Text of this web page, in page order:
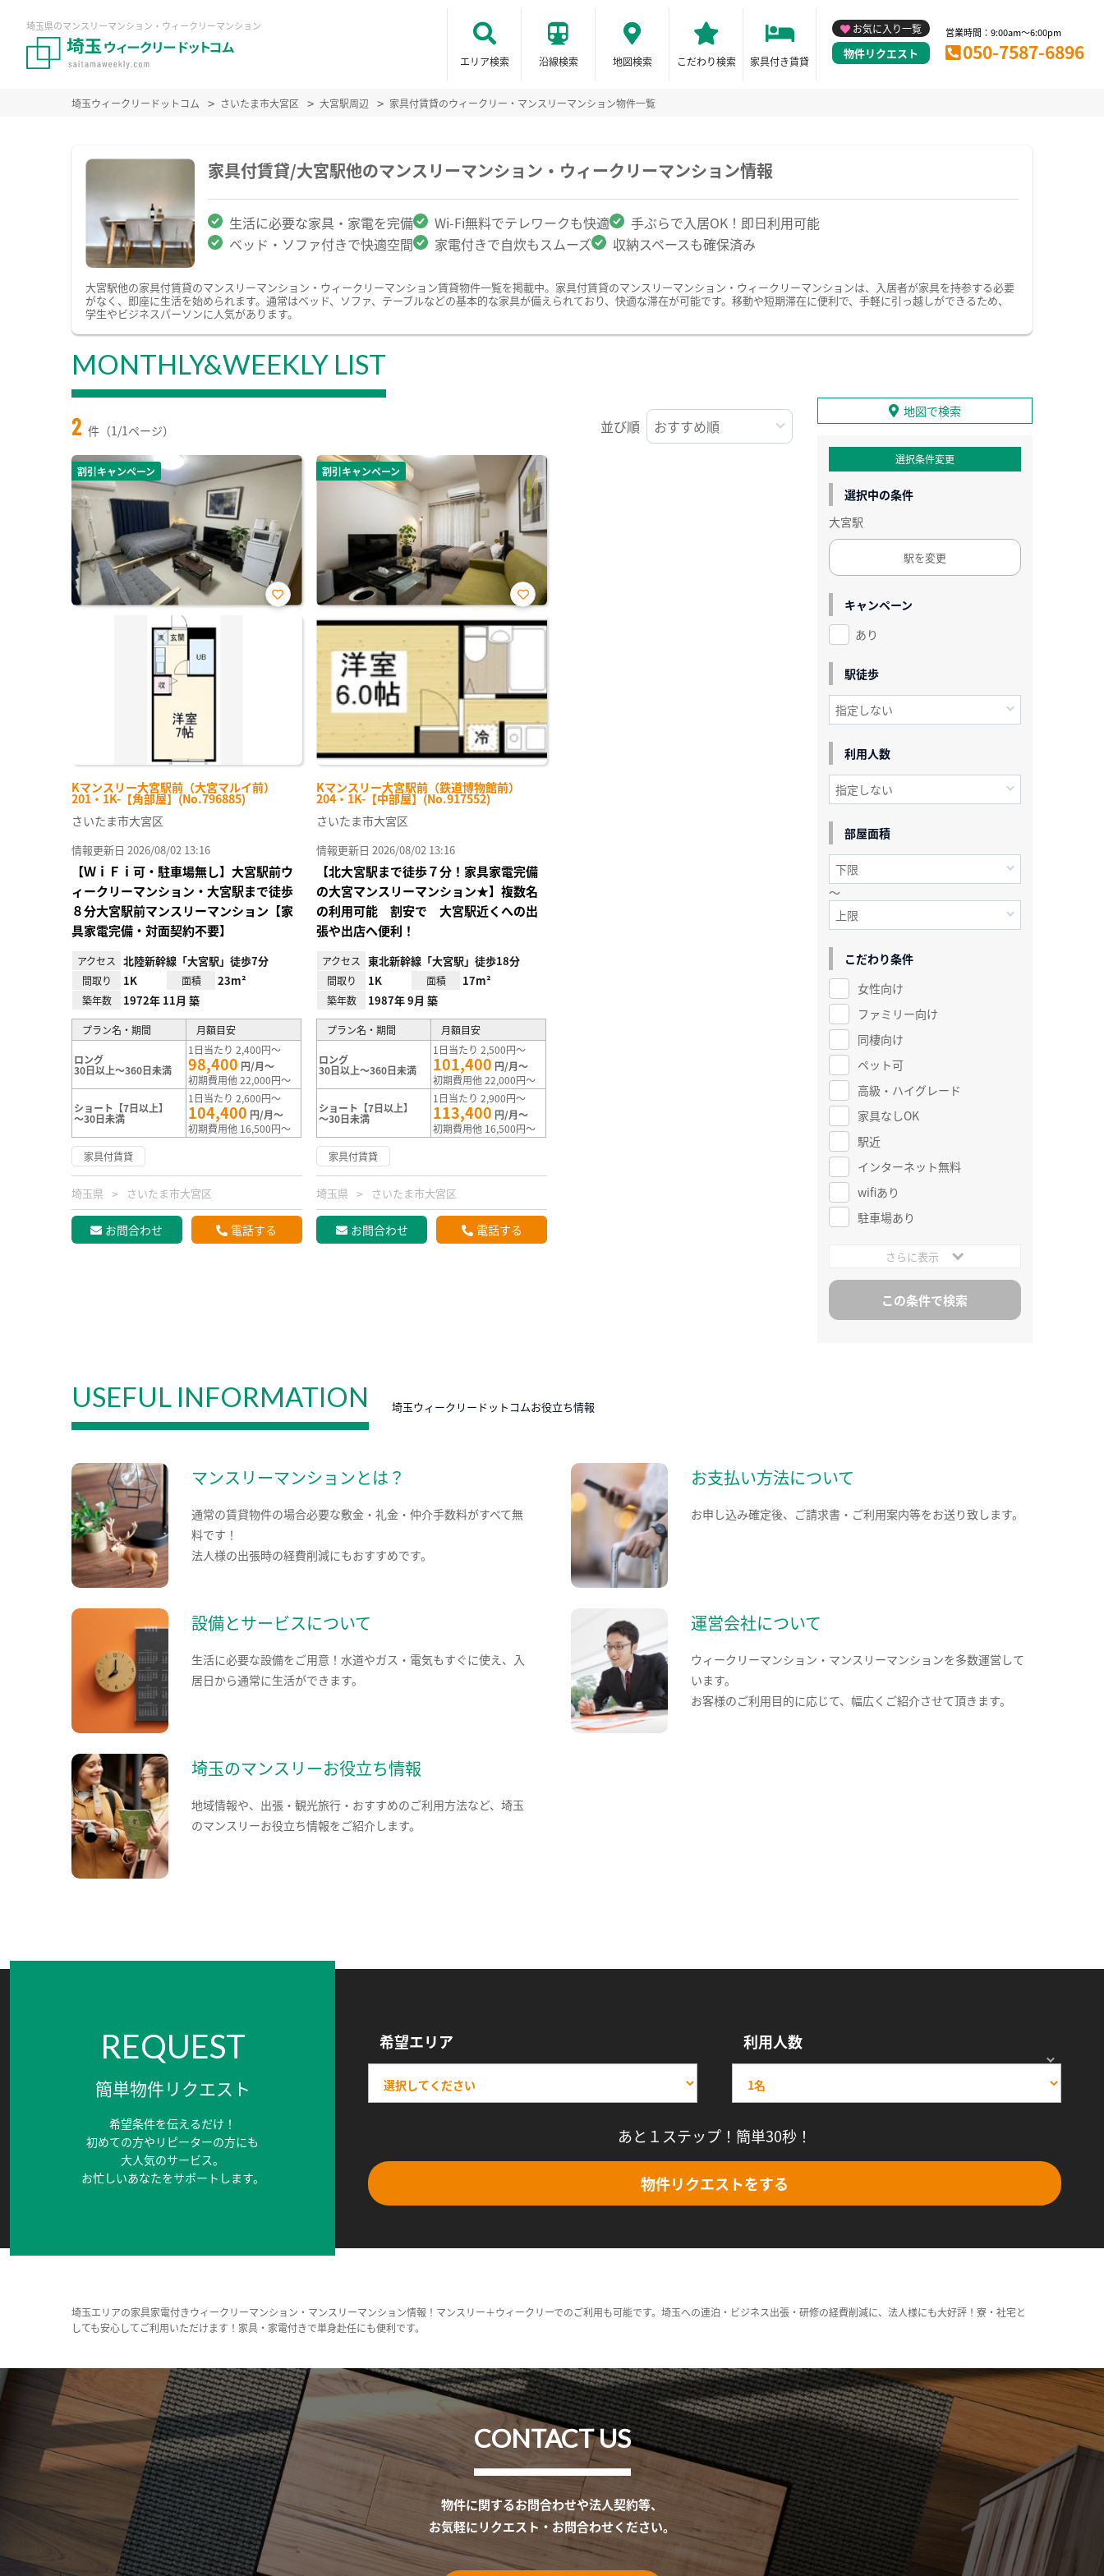
埼玉県のマンスリーマンション・ウィークリーマンション
エリア検索 沿線検索 地図検索 こだわり検索 家具付き賃貸
お気に入り一覧
物件リクエスト
営業時間：9:00am～6:00pm
050-7587-6896
埼玉ウィークリードットコム さいたま市大宮区 大宮駅周辺 家具付賃貸のウィークリー・マンスリーマンション物件一覧
家具付賃貸/大宮駅他のマンスリーマンション・ウィークリーマンション情報
生活に必要な家具・家電を完備 Wi-Fi無料でテレワークも快適
手ぶらで入居OK！即日利用可能
ベッド・ソファ付きで快適空間
家電付きで自炊もスムーズ 収納スペースも確保済み
大宮駅他の家具付賃貸のマンスリーマンション・ウィークリーマンション賃貸物件一覧を掲載中。家具付賃貸のマンスリーマンション・ウィークリーマンションは、入居者が家具を持参する必要
がなく、即座に生活を始められます。通常はベッド、ソファ、テーブルなどの基本的な家具が備えられており、快適な滞在が可能です。移動や短期滞在に便利で、手軽に引っ越しができるため、
学生やビジネスパーソンに人気があります。
MONTHLY&WEEKLY LIST
2 件（1/1ページ） 並び順
割引キャンペーン
Kマンスリー大宮駅前（大宮マルイ前）
201・1K-【角部屋】(No.796885)
お気
さいたま市大宮区
情報更新日 2026/08/02 13:16
【ＷｉＦｉ可・駐車場無し】大宮駅前ウ
ィークリーマンション・大宮駅まで徒歩
８分大宮駅前マンスリーマンション【家
具家電完備・対面契約不要】
アクセス 北陸新幹線「大宮駅」徒歩7分
間取り 1K 面積 23m²
築年数 1972年 11月 築
プラン名・期間 月額目安
ロング
30日以上～360日未満
1日当たり 2,400円～
98,400 円/月～
初期費用他 22,000円～
ショート【7日以上】
～30日未満
1日当たり 2,600円～
104,400 円/月～
初期費用他 16,500円～
家具付賃貸
埼玉県 さいたま市大宮区
お問合わせ 電話する
割引キャンペーン
Kマンスリー大宮駅前（鉄道博物館前）
204・1K-【中部屋】(No.917552)
お気
に入
り登
さいたま市大宮区
情報更新日 2026/08/02 13:16
【北大宮駅まで徒歩７分！家具家電完備
の大宮マンスリーマンション★】複数名
の利用可能 割安で 大宮駅近くへの出
張や出店へ便利！
アクセス 東北新幹線「大宮駅」徒歩18分
間取り 1K 面積 17m²
築年数 1987年 9月 築
プラン名・期間 月額目安
ロング
30日以上～360日未満
1日当たり 2,500円～
101,400 円/月～
初期費用他 22,000円～
ショート【7日以上】
～30日未満
1日当たり 2,900円～
113,400 円/月～
初期費用他 16,500円～
家具付賃貸
埼玉県 さいたま市大宮区
お問合わせ 電話する
地図で検索
選択条件変更
選択中の条件
大宮駅
駅を変更
キャンペーン
あり
駅徒歩
利用人数
部屋面積
～
こだわり条件
女性向け
ファミリー向け
同棲向け
ペット可
高級・ハイグレード
家具なしOK
駅近
インターネット無料
wifiあり
駐車場あり
さらに表示
USEFUL INFORMATION 埼玉ウィークリードットコムお役立ち情報
マンスリーマンションとは？
通常の賃貸物件の場合必要な敷金・礼金・仲介手数料がすべて無
料です！
法人様の出張時の経費削減にもおすすめです。
お支払い方法について
お申し込み確定後、ご請求書・ご利用案内等をお送り致します。
設備とサービスについて
生活に必要な設備をご用意！水道やガス・電気もすぐに使え、入
居日から通常に生活ができます。
運営会社について
ウィークリーマンション・マンスリーマンションを多数運営して
います。
お客様のご利用目的に応じて、幅広くご紹介させて頂きます。
埼玉のマンスリーお役立ち情報
地域情報や、出張・観光旅行・おすすめのご利用方法など、埼玉
のマンスリーお役立ち情報をご紹介します。
REQUEST
簡単物件リクエスト
希望条件を伝えるだけ！
初めての方やリピーターの方にも
大人気のサービス。
お忙しいあなたをサポートします。
希望エリア 利用人数
あと１ステップ！簡単30秒！
物件リクエストをする
埼玉エリアの家具家電付きウィークリーマンション・マンスリーマンション情報！マンスリー＋ウィークリーでのご利用も可能です。埼玉への連泊・ビジネス出張・研修の経費削減に、法人様にも大好評！寮・社宅と
しても安心してご利用いただけます！家具・家電付きで単身赴任にも便利です。
CONTACT US
物件に関するお問合わせや法人契約等、
お気軽にリクエスト・お問合わせください。